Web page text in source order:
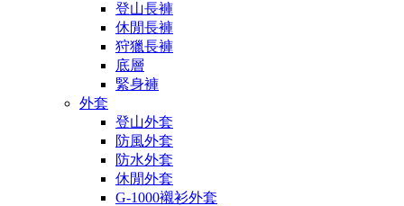
登山長褲
休閒長褲
狩獵長褲
底層
緊身褲
外套
登山外套
防風外套
防水外套
休閒外套
G-1000襯衫外套